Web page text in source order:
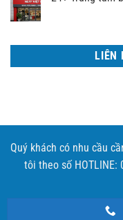
LIÊN
Quý khách có nhu cầu
tôi theo số HOTLINE: